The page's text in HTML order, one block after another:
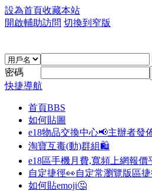
設為首頁收藏本站
開啟輔助訪問 切換到窄版
密碼
快捷導航
首頁BBS
如何貼圖
e18物品交換中心📢主辦者發
淘寶互毒(動)群組🛍️
e18區手機月費,寬頻上網報價
自定捷徑👀自定常瀏覽版區
如何貼emoji🤔